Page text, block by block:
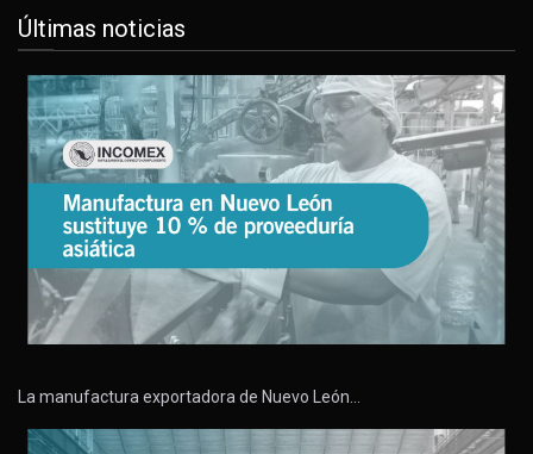
Últimas noticias
La manufactura exportadora de Nuevo León…